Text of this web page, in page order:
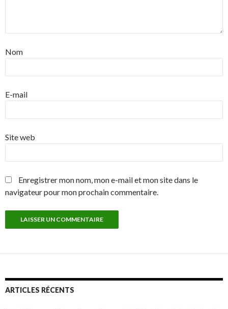
Nom
E-mail
Site web
Enregistrer mon nom, mon e-mail et mon site dans le
navigateur pour mon prochain commentaire.
ARTICLES RÉCENTS